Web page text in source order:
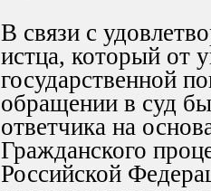
В связи с
истца, который от
государственной
обращении в суд
ответчика на
Гражданского
Российской